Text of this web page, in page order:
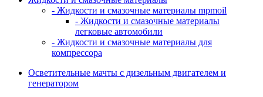
- Жидкости и смазочные материалы mpmoil
- Жидкости и смазочные материалы
легковые автомобили
- Жидкости и смазочные материалы для
компрессора
Осветительные мачты с дизельным двигателем и
генератором